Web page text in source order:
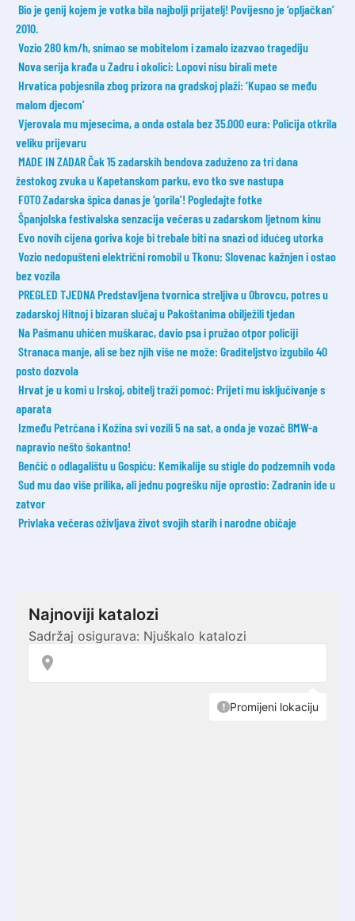
Bio je genij kojem je votka bila najbolji prijatelj! Povijesno je ‘opljačkan’
2010.
Vozio 280 km/h, snimao se mobitelom i zamalo izazvao tragediju
Nova serija krađa u Zadru i okolici: Lopovi nisu birali mete
Hrvatica pobjesnila zbog prizora na gradskoj plaži: ‘Kupao se među
malom djecom’
Vjerovala mu mjesecima, a onda ostala bez 35.000 eura: Policija otkrila
veliku prijevaru
MADE IN ZADAR Čak 15 zadarskih bendova zaduženo za tri dana
žestokog zvuka u Kapetanskom parku, evo tko sve nastupa
FOTO Zadarska špica danas je ‘gorila’! Pogledajte fotke
Španjolska festivalska senzacija večeras u zadarskom ljetnom kinu
Evo novih cijena goriva koje bi trebale biti na snazi od idućeg utorka
Vozio nedopušteni električni romobil u Tkonu: Slovenac kažnjen i ostao
bez vozila
PREGLED TJEDNA Predstavljena tvornica streljiva u Obrovcu, potres u
zadarskoj Hitnoj i bizaran slučaj u Pakoštanima obilježili tjedan
Na Pašmanu uhićen muškarac, davio psa i pružao otpor policiji
Stranaca manje, ali se bez njih više ne može: Graditeljstvo izgubilo 40
posto dozvola
Hrvat je u komi u Irskoj, obitelj traži pomoć: Prijeti mu isključivanje s
aparata
Između Petrčana i Kožina svi vozili 5 na sat, a onda je vozač BMW-a
napravio nešto šokantno!
Benčić o odlagalištu u Gospiću: Kemikalije su stigle do podzemnih voda
Sud mu dao više prilika, ali jednu pogrešku nije oprostio: Zadranin ide u
zatvor
Privlaka večeras oživljava život svojih starih i narodne običaje